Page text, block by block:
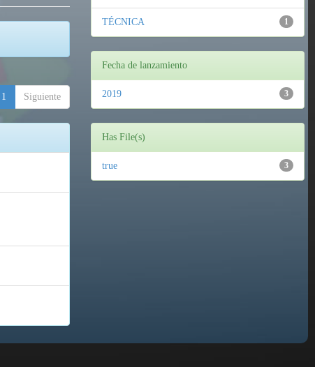
1 Siguiente
1
TÉCNICA
Fecha de lanzamiento
3
2019
Has File(s)
3
true